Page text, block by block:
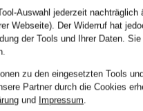
Auswahl jederzeit nachträglich
Webseite). Der Widerruf hat
der Tools und Ihrer Daten. Sie
zu den eingesetzten Tools
Partner durch die Cookies
und Impressum.